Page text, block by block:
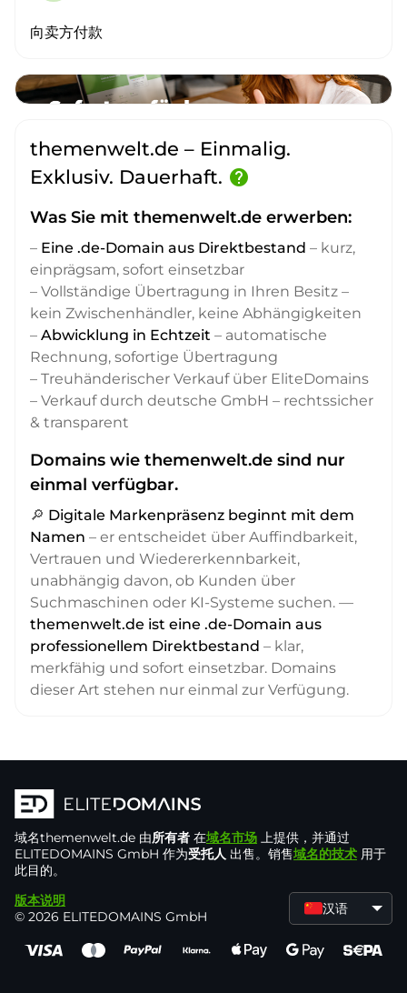
向卖方付款
themenwelt.de – Einmalig.
Exklusiv. Dauerhaft. help
Was Sie mit themenwelt.de erwerben:
– Eine .de-Domain aus Direktbestand – kurz,
einprägsam, sofort einsetzbar
– Vollständige Übertragung in Ihren Besitz –
kein Zwischenhändler, keine Abhängigkeiten
– Abwicklung in Echtzeit – automatische
Rechnung, sofortige Übertragung
– Treuhänderischer Verkauf über EliteDomains
– Verkauf durch deutsche GmbH – rechtssicher
& transparent
Domains wie themenwelt.de sind nur
einmal verfügbar.
🔎 Digitale Markenpräsenz beginnt mit dem
Namen – er entscheidet über Auffindbarkeit,
Vertrauen und Wiedererkennbarkeit,
unabhängig davon, ob Kunden über
Suchmaschinen oder KI-Systeme suchen. —
themenwelt.de ist eine .de-Domain aus
professionellem Direktbestand – klar,
merkfähig und sofort einsetzbar. Domains
dieser Art stehen nur einmal zur Verfügung.
域名themenwelt.de 由所有者 在域名市场 上提供，并通过
ELITEDOMAINS GmbH 作为受托人 出售。销售域名的技术 用于
此目的。
版本说明
© 2026 ELITEDOMAINS GmbH
汉语